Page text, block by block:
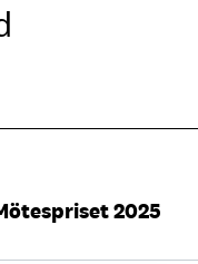
2025